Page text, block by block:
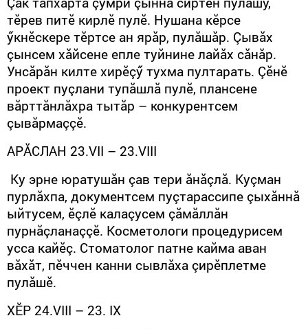
тӗрев питӗ кирлӗ пулӗ. Нушана кӗрсе
ӳкнӗскере тӗртсе ан ярăр, пулăшăр. Çывăх
çынсем хăйсене епле туйнине лайăх сăнăр.
Унсăрăн килте хирӗçӳ тухма пултарать. Çӗнӗ
проект пуçлани тупăшлă пулӗ, плансене
вăрттăнлăхра тытăр – конкурентсем
çывăрмаççӗ.
АРĂСЛАН 23.VII – 23.VIII
Ку эрне юратушăн çав тери ăнăçлă. Куçман
пурлăхпа, документсем пуçтарассипе çыхăннă
ыйтусем, ӗçлӗ калаçусем çăмăллăн
пурнăçланаççӗ. Косметологи процедурисем
усса кайӗç. Стоматолог патне кайма аван
вăхăт, пӗччен канни сывлăха çирӗплетме
пулăшӗ.
ХӖР 24.VIII – 23. IX